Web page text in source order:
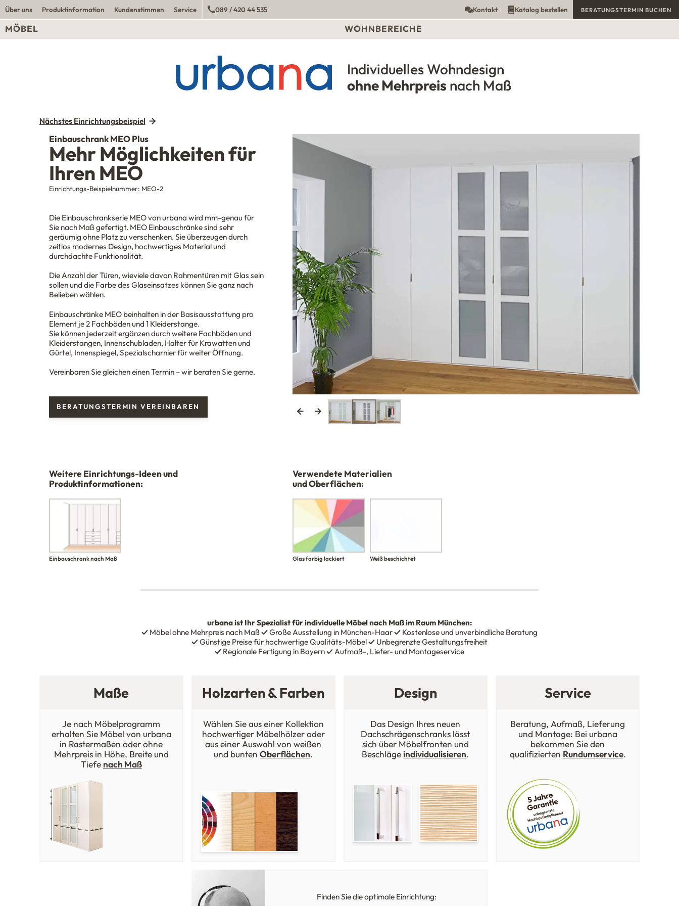
Urbana Möbel
Individuelles Wohndesign
ohne Mehrpreis nach Maß
Über uns Produktinformation Kundenstimmen Service 089 / 420 44 535 Kontakt Katalog bestellen BERATUNGSTERMIN BUCHEN
MÖBEL WOHNBEREICHE
Nächstes Einrichtungsbeispiel
Einbauschrank MEO Plus
Mehr Möglichkeiten für
Ihren MEO
Einrichtungs-Beispielnummer: MEO-2
Die Einbauschrankserie MEO vonurbana wird mm-genau für
Sie nach Maß gefertigt. MEO Einbauschränke sind sehr
geräumig ohne Platz zu verschenken. Sie überzeugen durch
zeitlos modernes Design, hochwertiges Material und
durchdachte Funktionalität.
Die Anzahl der Türen, wieviele davon Rahmentüren mit Glas sein
sollen und die Farbe des Glaseinsatzes können Sie ganz nach
Belieben wählen.
Einbauschränke MEO beinhalten in der Basisausstattung pro
Element je 2 Fachböden und 1 Kleiderstange.
Sie können jederzeit ergänzen durch weitere Fachböden und
Kleiderstangen, Innenschubladen, Halter für Krawatten und
Gürtel, Innenspiegel, Spezialscharnier für weiter Öffnung.
Vereinbaren Sie gleichen einen Termin – wir beraten Sie gerne.
BERATUNGSTERMIN VEREINBAREN
Dank der weit öffnenden Scharnier dieses Einbauschrankes können Sie sich in dem innen an der Türe
Weitere Einrichtungs-Ideen und
Produktinformationen:
Einbauschrank nach Maß
Verwendete Materialien
und Oberflächen:
Glas farbig lackiert Weiß beschichtet
urbanaist Ihr Spezialist für individuelle Möbel nach Maß im Raum München:
✓Möbel ohne Mehrpreis nach Maß✓Große Ausstellung in München-Haar✓Kostenlose und unverbindliche Beratung
✓Günstige Preise für hochwertige Qualitäts-Möbel✓Unbegrenzte Gestaltungsfreiheit
✓Regionale Fertigung in Bayern✓Aufmaß-, Liefer- und Montageservice
Maße
Je nach Möbelprogramm
erhalten Sie Möbel von urbana
in Rastermaßen oder ohne
Mehrpreis in Höhe, Breite und
Tiefe nach Maß
Holzarten & Farben
Wählen Sie aus einer Kollektion
hochwertiger Möbelhölzer oder
aus einer Auswahl von weißen
und buntenOberflächen.
Design
Das Design Ihres neuen
Dachschrägenschranks lässt
sich über Möbelfronten und
Beschläge individualisieren.
Service
Beratung, Aufmaß, Lieferung
und Montage: Bei urbana
bekommen Sie den
qualifizierten Rundumservice.
Finden Sie die optimale Einrichtung: